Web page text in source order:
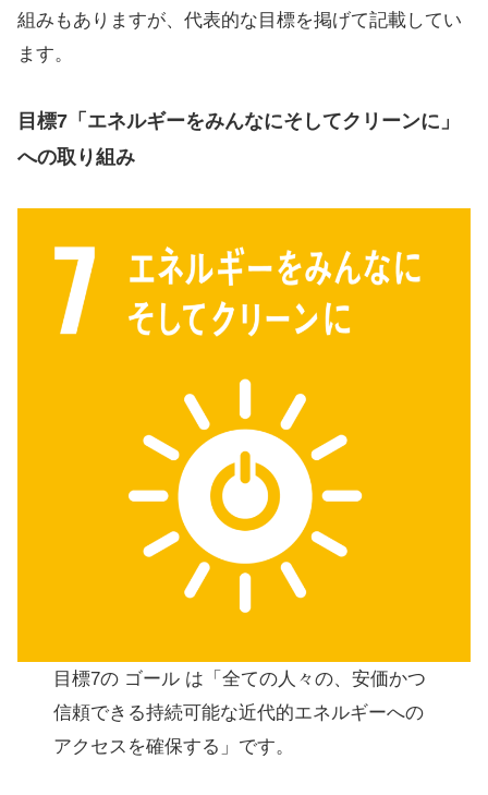
組みもありますが、代表的な目標を掲げて記載してい
ます。
目標7「エネルギーをみんなにそしてクリーンに」
への取り組み
目標7の ゴール は「全ての人々の、安価かつ
信頼できる持続可能な近代的エネルギーへの
アクセスを確保する」です。